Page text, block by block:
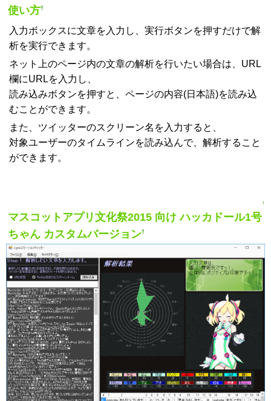
使い方†
入力ボックスに文章を入力し、実行ボタンを押すだけで解
析を実行できます。
ネット上のページ内の文章の解析を行いたい場合は、URL
欄にURLを入力し、
読み込みボタンを押すと、ページの内容(日本語)を読み込
むことができます。
また、ツイッターのスクリーン名を入力すると、
対象ユーザーのタイムラインを読み込んで、解析すること
ができます。
↑
マスコットアプリ文化祭2015 向け ハッカドール1号
ちゃん カスタムバージョン†